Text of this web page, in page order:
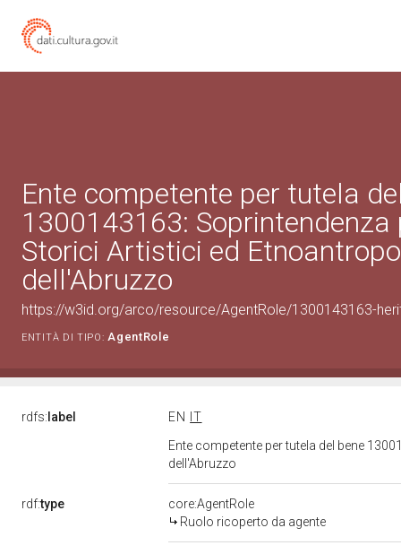
Ente competente per tutela
1300143163: Soprintendenza
Storici Artistici ed
dell'Abruzzo
https://w3id.org/arco/resource/AgentRole/1300143163-
ENTITÀ DI TIPO: AgentRole
rdfs: label EN
IT
Ente competente per tutela del bene
dell'Abruzzo
rdf:type
core:AgentRole
Ruolo ricoperto da agente